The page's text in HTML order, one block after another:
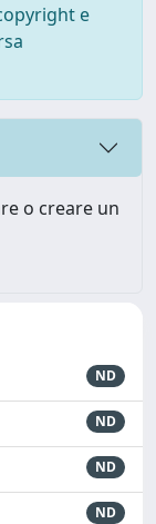
e
o creare un
ND
ND
ND
ND